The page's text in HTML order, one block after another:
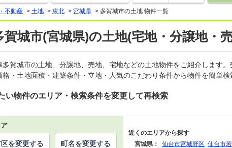
不動産 > 土地 > 東北 > 宮城県 > 多賀城市の土地 物件一覧
賀城市(宮城県)の土地(宅地・分譲地・
多賀城市の土地、分譲地、売地、宅地などの土地物件をご紹介します
格・土地面積・建築条件・立地・人気のこだわり条件から物件を簡単
い物件のエリア・検索条件を変更して再検索
近くのエリアから探す
宮城県：
仙台市宮城野区 仙台市
を変更する 町名を変更する